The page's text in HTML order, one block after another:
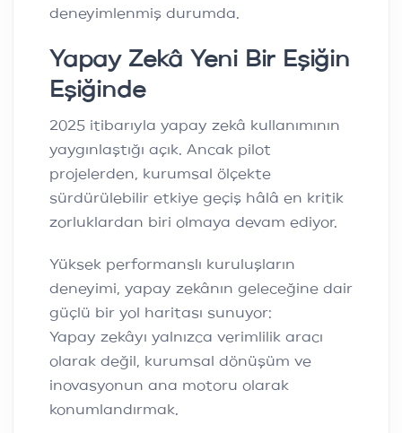
deneyimlenmiş durumda.
Yapay Zekâ Yeni Bir Eşiğin
Eşiğinde
2025 itibarıyla yapay zekâ kullanımının
yaygınlaştığı açık. Ancak pilot
projelerden, kurumsal ölçekte
sürdürülebilir etkiye geçiş hâlâ en kritik
zorluklardan biri olmaya devam ediyor.
Yüksek performanslı kuruluşların
deneyimi, yapay zekânın geleceğine dair
güçlü bir yol haritası sunuyor:
Yapay zekâyı yalnızca verimlilik aracı
olarak değil, kurumsal dönüşüm ve
inovasyonun ana motoru olarak
konumlandırmak.